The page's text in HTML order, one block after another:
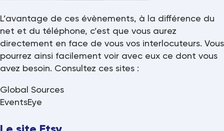
L’avantage de ces évènements, à la différence du
net et du téléphone, c’est que vous aurez
directement en face de vous vos interlocuteurs. Vous
pourrez ainsi facilement voir avec eux ce dont vous
avez besoin. Consultez ces sites :
Global Sources
EventsEye